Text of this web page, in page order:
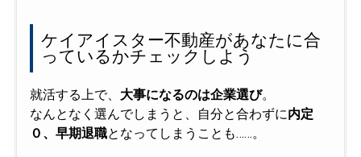
ケイアイスター不動産があなたに合
っているかチェックしよう
就活する上で、 大事になるのは企業選び。
なんとなく選んでしまうと、自分と合わずに内定
０、早期退職となってしまうことも……。